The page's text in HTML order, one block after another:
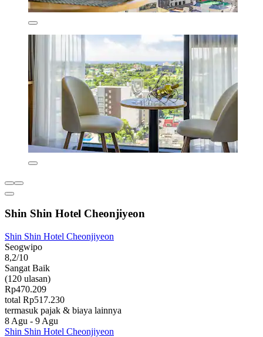
Shin Shin Hotel Cheonjiyeon
Shin Shin Hotel Cheonjiyeon
Seogwipo
8,2/10
Sangat Baik
(120 ulasan)
Rp470.209
total Rp517.230
termasuk pajak & biaya lainnya
8 Agu - 9 Agu
Shin Shin Hotel Cheonjiyeon